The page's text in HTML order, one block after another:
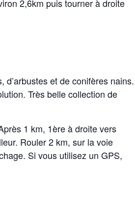
2,6km puis tourner à droite
et de conifères nains.
Très belle collection de
1 km, 1ère à droite vers
Rouler 2 km, sur la voie
Si vous utilisez un GPS,